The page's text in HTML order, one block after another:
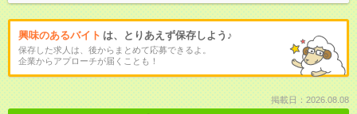
興味のあるバイト は、とりあえず保存しよう♪
保存した求人は、後からまとめて応募できるよ。
企業からアプローチが届くことも！
掲載日：2026.08.08